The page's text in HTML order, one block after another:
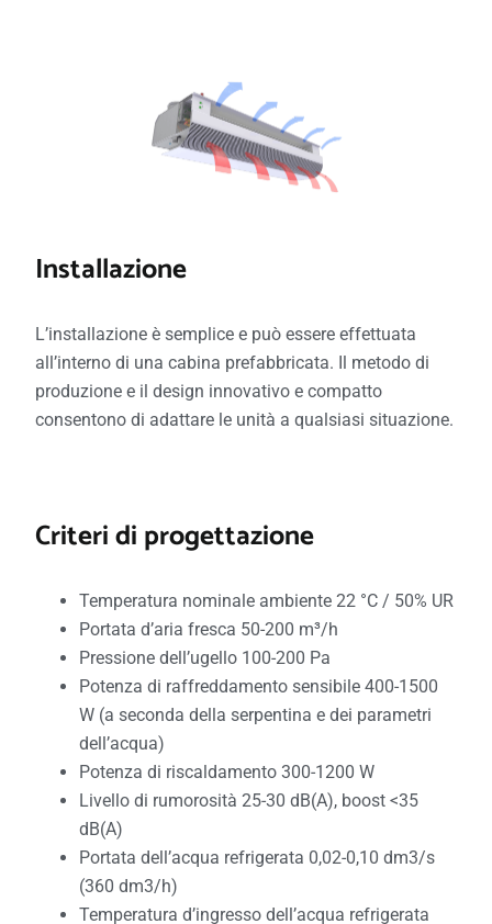
Installazione
L’installazione è semplice e può essere effettuata
all’interno di una cabina prefabbricata. Il metodo di
produzione e il design innovativo e compatto
consentono di adattare le unità a qualsiasi situazione.
Criteri di progettazione
Temperatura nominale ambiente 22 °C / 50% UR
Portata d’aria fresca 50-200 m³/h
Pressione dell’ugello 100-200 Pa
Potenza di raffreddamento sensibile 400-1500
W (a seconda della serpentina e dei parametri
dell’acqua)
Potenza di riscaldamento 300-1200 W
Livello di rumorosità 25-30 dB(A), boost <35
dB(A)
Portata dell’acqua refrigerata 0,02-0,10 dm3/s
(360 dm3/h)
Temperatura d’ingresso dell’acqua refrigerata